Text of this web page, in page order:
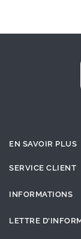
EN SAVOIR PLUS
SERVICE CLIENT
INFORMATIONS
LETTRE